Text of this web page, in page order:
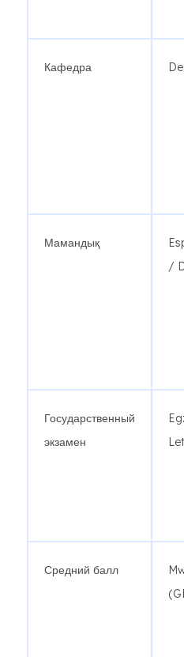
Кафедра
Мамандық
/
Государственный
экзамен
Средний балл